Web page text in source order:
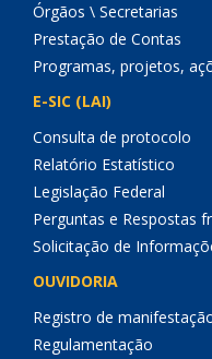
Órgãos \ Secretarias
Prestação de Contas
Programas, projetos,
E-SIC (LAI)
Consulta de protocolo
Relatório Estatístico
Legislação Federal
Perguntas e Respostas
Solicitação de
OUVIDORIA
Registro de
Regulamentação